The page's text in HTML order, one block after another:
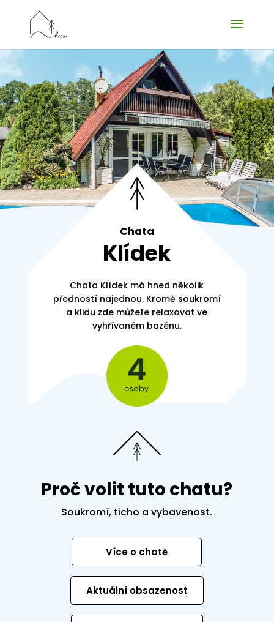
Chata
Klídek
Chata Klídek má hned několik
předností najednou. Kromě soukromí
a klidu zde můžete relaxovat ve
vyhřívaném bazénu.
Proč volit tuto chatu?
Soukromí, ticho a vybavenost.
Více o chatě
Aktuální obsazenost